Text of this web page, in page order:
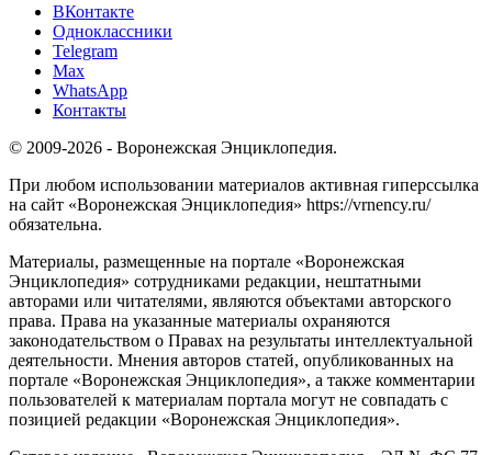
ВКонтакте
Одноклассники
Telegram
Max
WhatsApp
Контакты
© 2009-2026 - Воронежская Энциклопедия.
При любом использовании материалов активная гиперссылка
на сайт «Воронежская Энциклопедия» https://vrnency.ru/
обязательна.
Материалы, размещенные на портале «Воронежская
Энциклопедия» сотрудниками редакции, нештатными
авторами или читателями, являются объектами авторского
права. Права на указанные материалы охраняются
законодательством о Правах на результаты интеллектуальной
деятельности. Мнения авторов статей, опубликованных на
портале «Воронежская Энциклопедия», а также комментарии
пользователей к материалам портала могут не совпадать с
позицией редакции «Воронежская Энциклопедия».